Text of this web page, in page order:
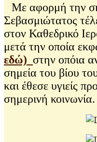
Με αφορμή την
Σεβασμιώτατος
στον Καθεδρικό
μετά την οποία
εδώ) στην οπόια
σημεία του βίου
και έθεσε υγιείς
σημερινή κοινωνία.